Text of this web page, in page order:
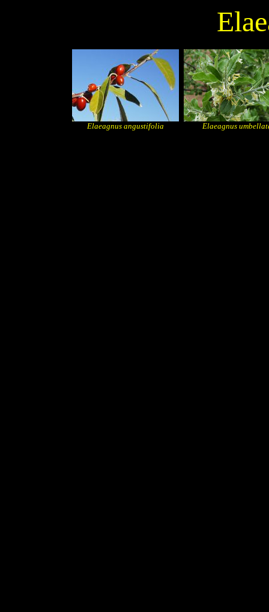
Elaeagnus angustifolia Elaeagnus